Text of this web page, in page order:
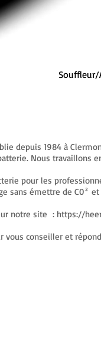
depuis 1984 à
Nous travaillons
pour les
sans émettre de C0²
notre site : https://
vous conseiller et